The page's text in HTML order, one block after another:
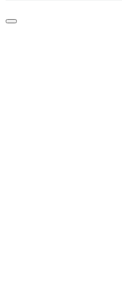
Primary